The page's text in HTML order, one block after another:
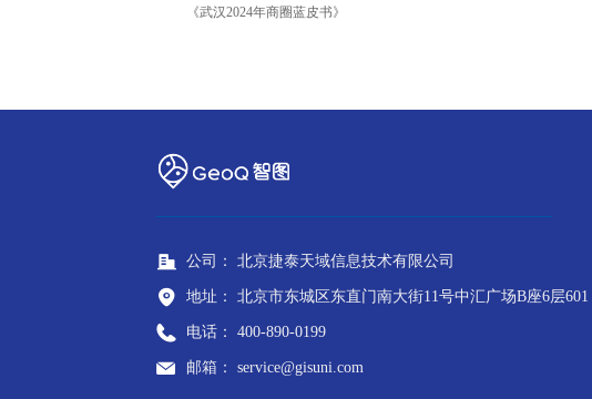
《武汉2024年商圈蓝皮书》
公司： 北京捷泰天域信息技术有限公司
地址： 北京市东城区东直门南大街11号中汇广场B座6层601
电话： 400-890-0199
邮箱： service@gisuni.com